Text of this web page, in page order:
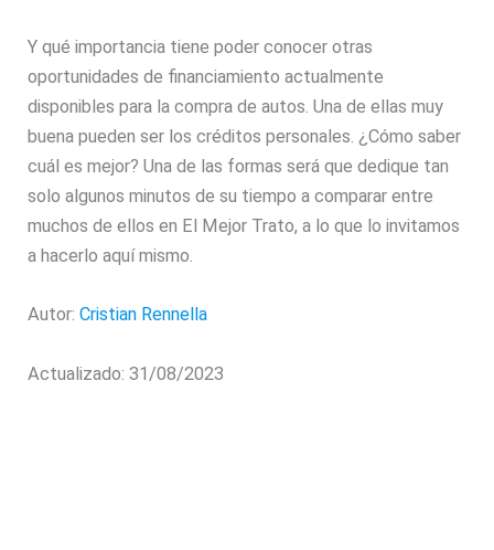
Y qué importancia tiene poder conocer otras
oportunidades de financiamiento actualmente
disponibles para la compra de autos. Una de ellas muy
buena pueden ser los créditos personales. ¿Cómo saber
cuál es mejor? Una de las formas será que dedique tan
solo algunos minutos de su tiempo a comparar entre
muchos de ellos en El Mejor Trato, a lo que lo invitamos
a hacerlo aquí mismo.
Autor:Cristian Rennella
Actualizado: 31/08/2023